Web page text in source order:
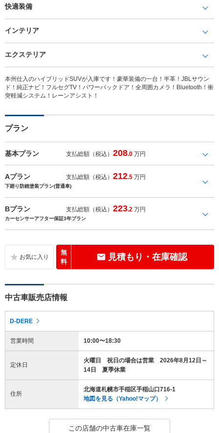
快適装備
インテリア
エクステリア
本州仕入のハイブリッドSUVが入庫です！豪華装備の一台！半革！JBLサウン
ド！純正ナビ！フルセグTV！パワーバックドア！全周囲カメラ！Bluetooth！衝
突軽減システム！レーンアシスト！
プラン
基本プラン 支払総額（税込）208.0 万円
Aプラン 支払総額（税込）212.5 万円
下廻り防錆塗装プラン(普通車)
Bプラン 支払総額（税込）223.2 万円
カーセンサーアフター保証3年プラン
無
料
見積もり・在庫確認
中古車販売店情報
D-DERE
営業時間 10:00〜18:30
定休日
火曜日 祝日の場合は営業 2026年8月12日～
14日 夏季休業
住所
北海道札幌市手稲区手稲山口716-1
地図を見る（Yahoo!マップ）
この店舗の中古車在庫一覧